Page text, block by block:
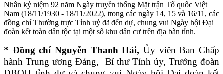
Nhân kỷ niệm 92 năm Ngày truyền thống Mặt trận Tổ quốc Việt
Nam (18/11/1930 - 18/11/2022), trong các ngày 14, 15 và 16/11, các
đồng chí Thường trực Tỉnh uỷ đã đến dự, chung vui Ngày hội Đại
đoàn kết toàn dân tộc tại một số khu dân cư trên địa bàn tỉnh.
* Đồng chí Nguyễn Thanh Hải, Ủy viên Ban Chấp
hành Trung ương Đảng, Bí thư Tỉnh ủy, Trưởng đoàn